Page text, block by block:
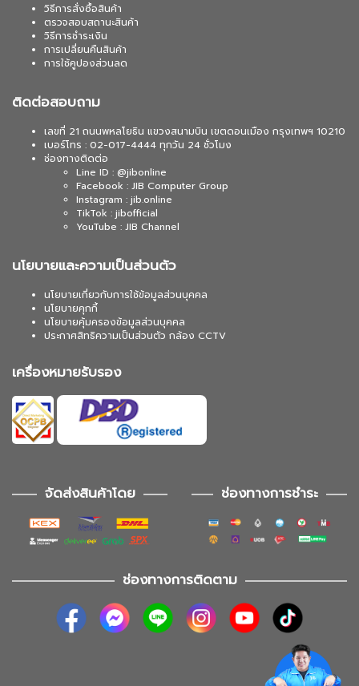
วิธีการสั่งซื้อสินค้า
ตรวจสอบสถานะสินค้า
วิธีการชำระเงิน
การเปลี่ยนคืนสินค้า
การใช้คูปองส่วนลด
ติดต่อสอบถาม
เลขที่ 21 ถนนพหลโยธิน แขวงสนามบิน เขตดอนเมือง กรุงเทพฯ 10210
เบอร์โทร : 02-017-4444 ทุกวัน 24 ชั่วโมง
ช่องทางติดต่อ
Line ID : @jibonline
Facebook : JIB Computer Group
Instagram : jib.online
TikTok : jibofficial
YouTube : JIB Channel
นโยบายและความเป็นส่วนตัว
นโยบายเกี่ยวกับการใช้ข้อมูลส่วนบุคคล
นโยบายคุกกี้
นโยบายคุ้มครองข้อมูลส่วนบุคคล
ประกาศสิทธิความเป็นส่วนตัว กล้อง CCTV
เครื่องหมายรับรอง
จัดส่งสินค้าโดย ช่องทางการชำระ
ช่องทางการติดตาม